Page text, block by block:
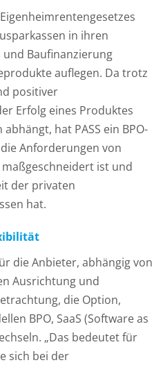
in ihren
Baufinanzierung
auflegen. Da trotz
positiver
Erfolg eines Produktes
hat PASS ein BPO-
Anforderungen von
ist und
der privaten
hat.
die Anbieter, abhängig von
Ausrichtung und
die Option,
BPO, SaaS (Software as
„Das bedeutet für
sich bei der